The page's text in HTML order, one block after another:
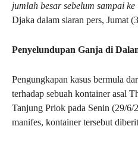
jumlah besar sebelum sampai
Djaka dalam siaran pers, Jumat
Penyelundupan Ganja di
Pengungkapan kasus bermula
terhadap sebuah kontainer asal
Tanjung Priok pada Senin (29/6/
manifes, kontainer tersebut